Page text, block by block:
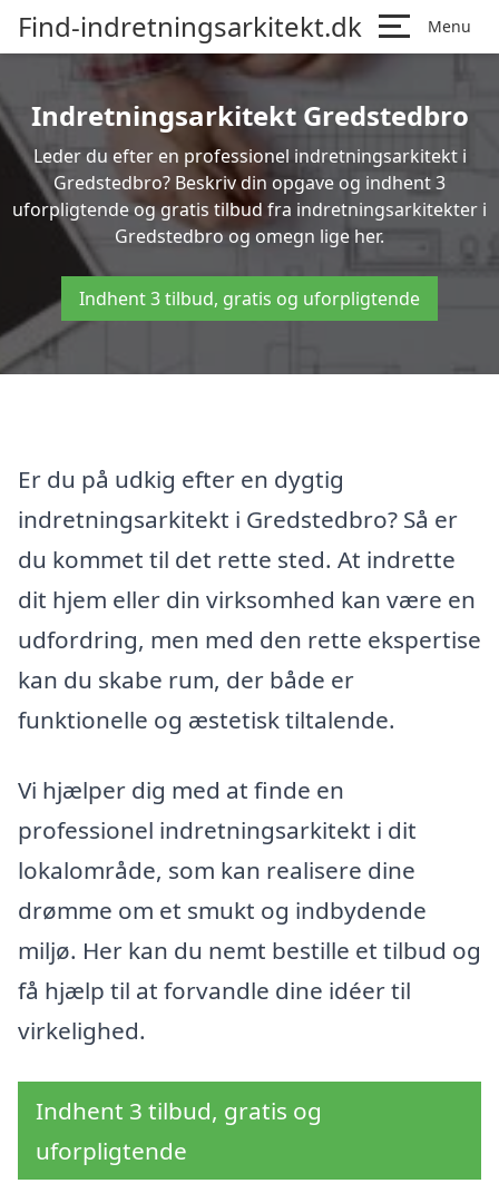
Find-indretningsarkitekt.dk Menu
Indretningsarkitekt Gredstedbro
Leder du efter en professionel indretningsarkitekt i
Gredstedbro? Beskriv din opgave og indhent 3
uforpligtende og gratis tilbud fra indretningsarkitekter i
Gredstedbro og omegn lige her.
Indhent 3 tilbud, gratis og uforpligtende
Er du på udkig efter en dygtig
indretningsarkitekt i Gredstedbro? Så er
du kommet til det rette sted. At indrette
dit hjem eller din virksomhed kan være en
udfordring, men med den rette ekspertise
kan du skabe rum, der både er
funktionelle og æstetisk tiltalende.
Vi hjælper dig med at finde en
professionel indretningsarkitekt i dit
lokalområde, som kan realisere dine
drømme om et smukt og indbydende
miljø. Her kan du nemt bestille et tilbud og
få hjælp til at forvandle dine idéer til
virkelighed.
Indhent 3 tilbud, gratis og
uforpligtende